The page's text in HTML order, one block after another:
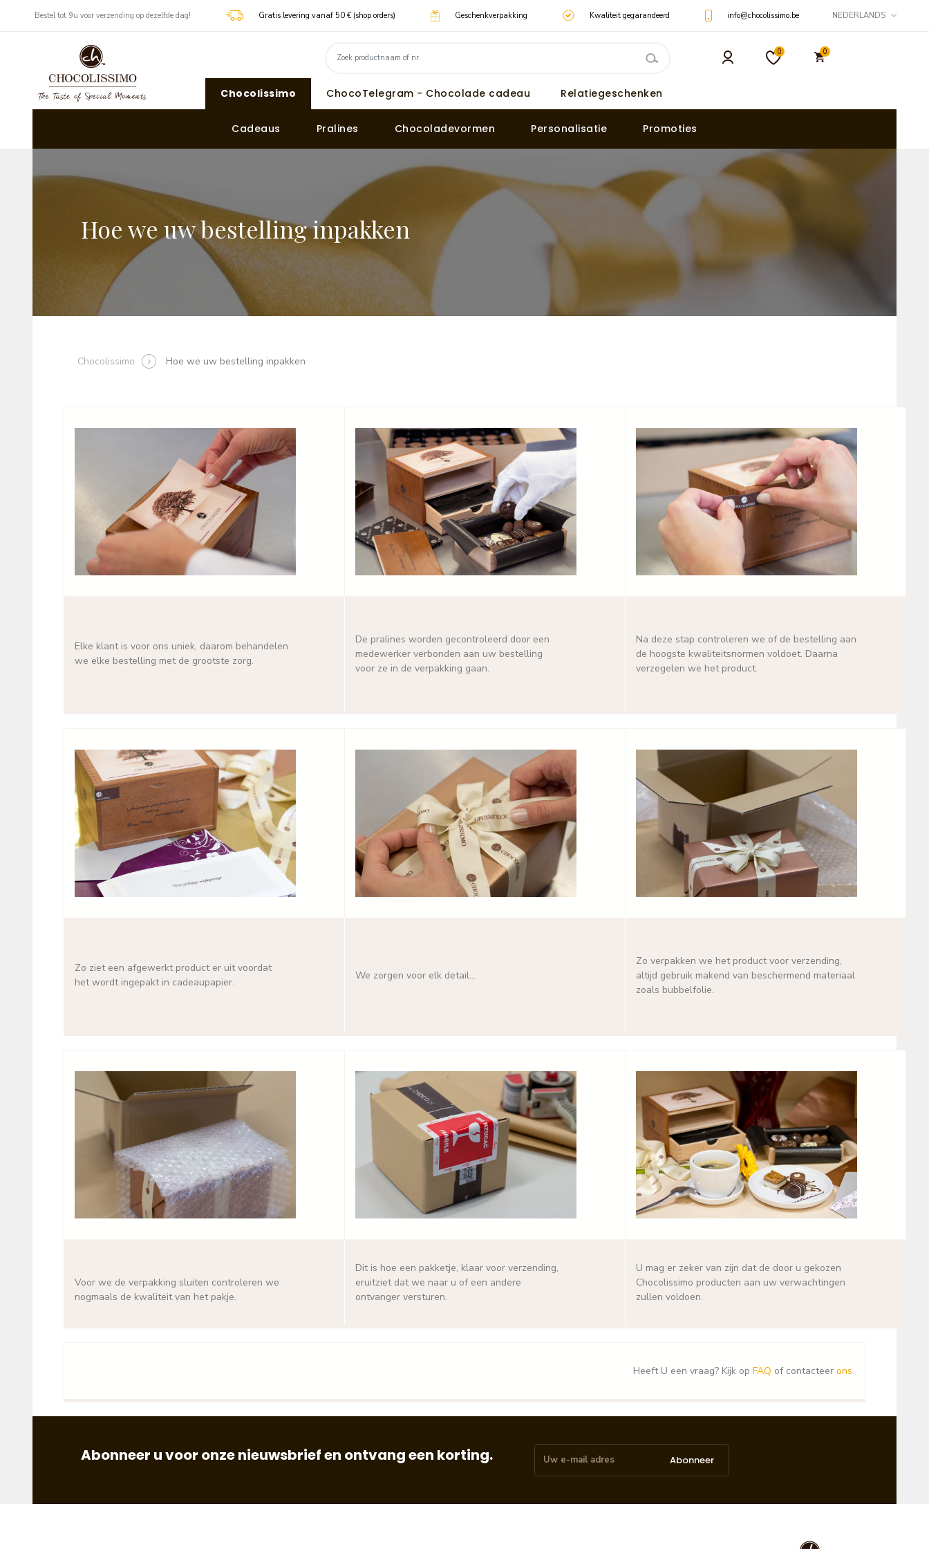
​​ Bestel tot 9u voor verzending op dezelfde dag! Gratis levering vanaf 50 € (shop orders) Geschenkverpakking Kwaliteit gegarandeerd info@chocolissimo.be NEDERLANDS
0 0
Chocolissimo ChocoTelegram - Chocolade cadeau Relatiegeschenken
Cadeaus Pralines Chocoladevormen Personalisatie Promoties
Hoe we uw bestelling inpakken
Chocolissimo Hoe we uw bestelling inpakken
Elke klant is voor ons uniek, daarom behandelen
we elke bestelling met de grootste zorg.
De pralines worden gecontroleerd door een
medewerker verbonden aan uw bestelling
voor ze in de verpakking gaan.
Na deze stap controleren we of de bestelling aan
de hoogste kwaliteitsnormen voldoet. Daarna
verzegelen we het product.
Zo ziet een afgewerkt product er uit voordat
het wordt ingepakt in cadeaupapier.
We zorgen voor elk detail...
Zo verpakken we het product voor verzending,
altijd gebruik makend van beschermend materiaal
zoals bubbelfolie.
Voor we de verpakking sluiten controleren we
nogmaals de kwaliteit van het pakje.
Dit is hoe een pakketje, klaar voor verzending,
eruitziet dat we naar u of een andere
ontvanger versturen.
U mag er zeker van zijn dat de door u gekozen
Chocolissimo producten aan uw verwachtingen
zullen voldoen.
Heeft U een vraag? Kijk op FAQ of contacteer ons.
Abonneer u voor onze nieuwsbrief en ontvang een korting. Abonneer